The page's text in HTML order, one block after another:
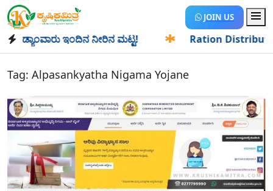
JOIN US
ಇಂದಿನ ನೀರಿನ ಮಟ್ಟ! Ration Distribution-
Tag: Alpasankyatha Nigama Yojane